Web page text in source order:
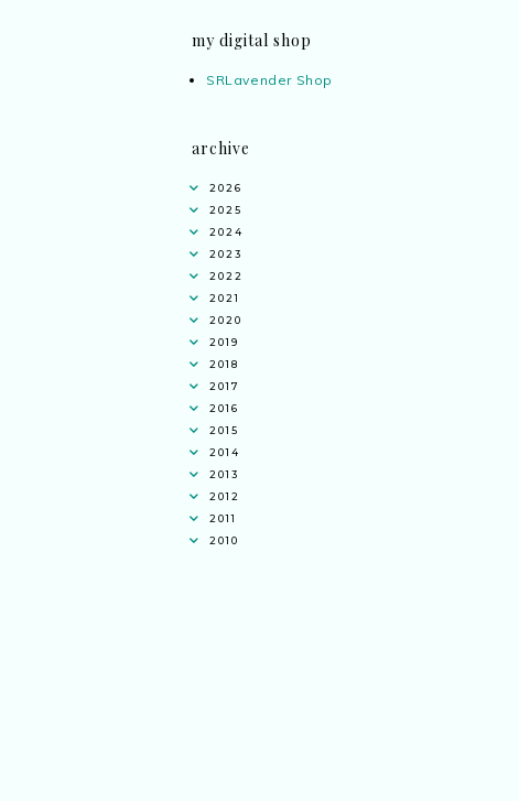
my digital shop
SRLavender Shop
archive
2026
2025
2024
2023
2022
2021
2020
2019
2018
2017
2016
2015
2014
2013
2012
2011
2010